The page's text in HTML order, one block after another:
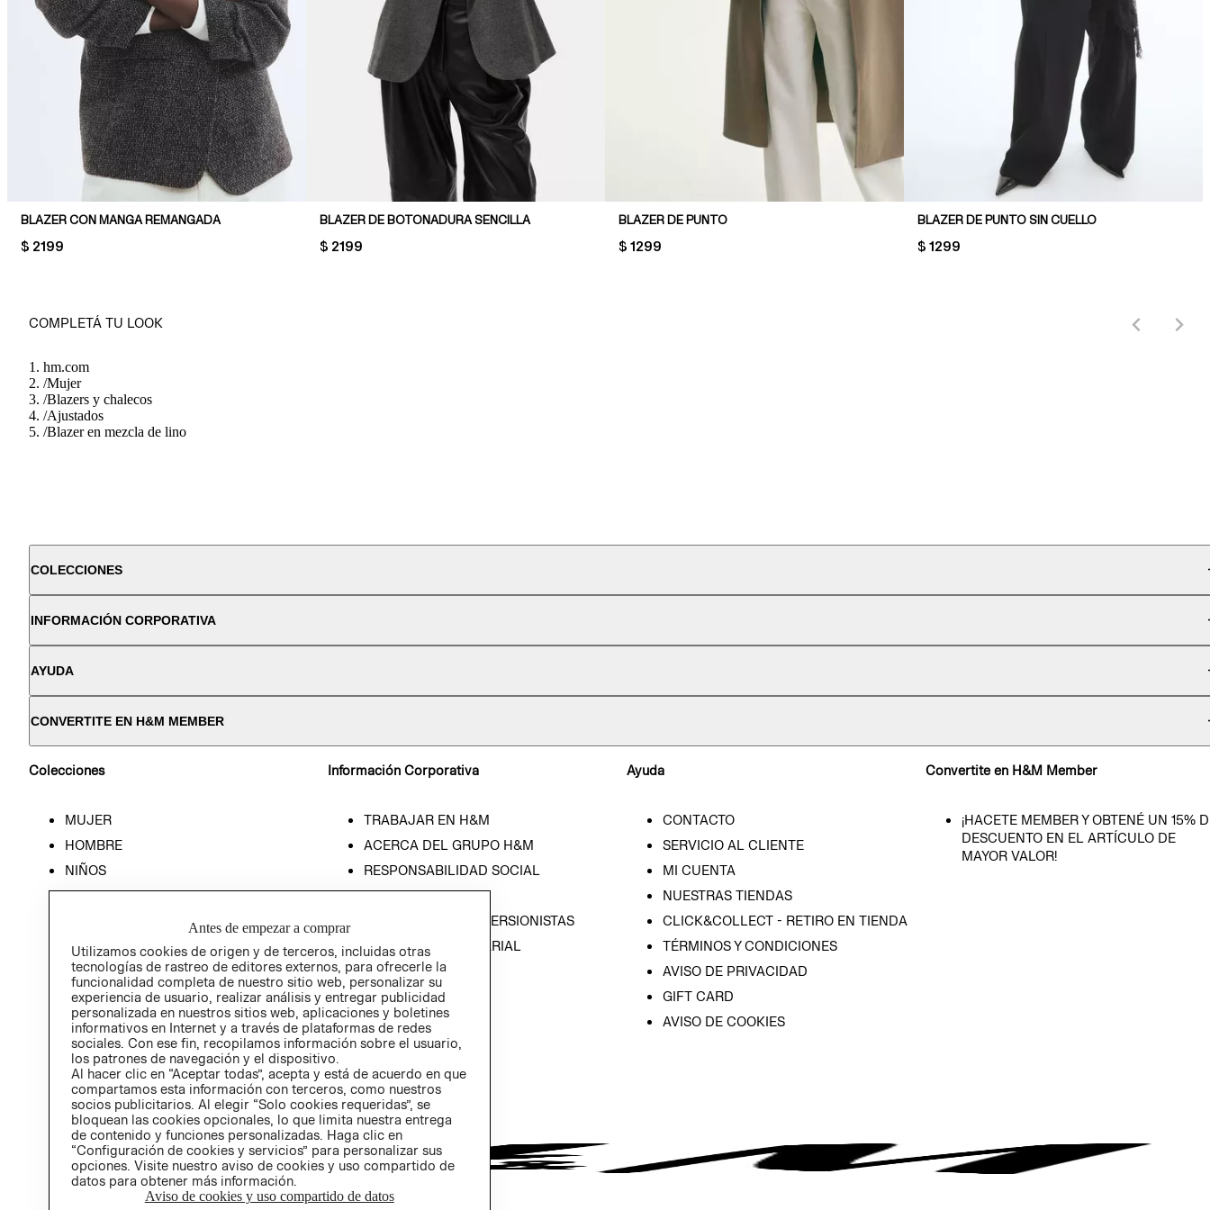
BLAZER CON MANGA REMANGADA
PRICE:
$ 2199
BLAZER DE BOTONADURA SENCILLA
PRICE:
$ 2199
BLAZER DE PUNTO
PRICE:
$ 1299
BLAZER DE PUNTO SIN CUELLO
PRICE:
$ 1299
COMPLETÁ TU LOOK
hm.com
/Mujer
/Blazers y chalecos
/Ajustados
/Blazer en mezcla de lino
COLECCIONES
INFORMACIÓN CORPORATIVA
AYUDA
CONVERTITE EN H&M MEMBER
Colecciones
MUJER
HOMBRE
NIÑOS
HOME
Información Corporativa
TRABAJAR EN H&M
ACERCA DEL GRUPO H&M
RESPONSABILIDAD SOCIAL
PRENSA
RELACIÓN CON INVERSIONISTAS
POLÍTICA EMPRESARIAL
Ayuda
CONTACTO
SERVICIO AL CLIENTE
MI CUENTA
NUESTRAS TIENDAS
CLICK&COLLECT - RETIRO EN TIENDA
TÉRMINOS Y CONDICIONES
AVISO DE PRIVACIDAD
GIFT CARD
AVISO DE COOKIES
Convertite en H&M Member
¡HACETE MEMBER Y OBTENÉ UN 15%
DESCUENTO EN EL ARTÍCULO DE
MAYOR VALOR!
Antes de empezar a comprar
Utilizamos cookies de origen y de terceros, incluidas otras
tecnologías de rastreo de editores externos, para ofrecerle la
funcionalidad completa de nuestro sitio web, personalizar su
experiencia de usuario, realizar análisis y entregar publicidad
personalizada en nuestros sitios web, aplicaciones y boletines
informativos en Internet y a través de plataformas de redes
sociales. Con ese fin, recopilamos información sobre el usuario,
los patrones de navegación y el dispositivo.
Al hacer clic en “Aceptar todas”, acepta y está de acuerdo en que
compartamos esta información con terceros, como nuestros
socios publicitarios. Al elegir “Solo cookies requeridas”, se
bloquean las cookies opcionales, lo que limita nuestra entrega
de contenido y funciones personalizadas. Haga clic en
“Configuración de cookies y servicios” para personalizar sus
opciones. Visite nuestro aviso de cookies y uso compartido de
datos para obtener más información.
Aviso de cookies y uso compartido de datos